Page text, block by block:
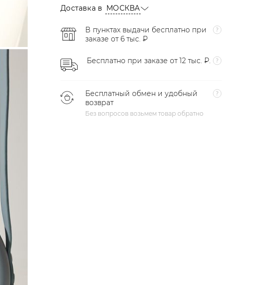
Доставка в МОСКВА
В пунктах выдачи бесплатно при
заказе от 6 тыс. ₽
Бесплатно при заказе от 12 тыс. ₽.
Бесплатный обмен и удобный
возврат
Без вопросов возьмем товар обратно